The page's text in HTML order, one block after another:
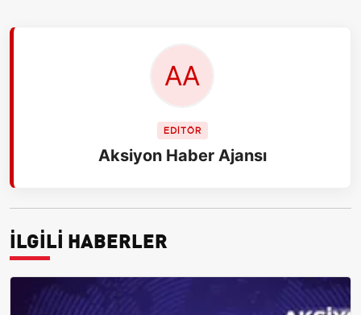
EDİTÖR
Aksiyon Haber Ajansı
İLGİLİ HABERLER